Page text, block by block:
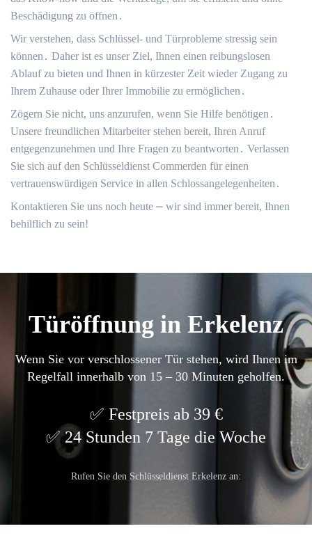
Beschädigung zu öffnen․
Wir verstehen, dass Schlüssel- und Türprobleme stressig sein
können․ Daher ist es unser Ziel, Ihnen einen reibungslosen
Ablauf zu bieten und Ihnen in kürzester Zeit wieder Zugang zu
Ihrem Zuhause oder Ihrer Immobilie zu ermöglichen․
Zögern Sie nicht, uns anzurufen, wenn Sie Hilfe benötigen․
Unsere freundlichen Mitarbeiter stehen bereit, Ihren Anruf
entgegenzunehmen und Ihre Fragen zu beantworten․ Verlassen
Sie sich auf den Schlüsseldienst Commerden für einen
vertrauenswürdigen Service in allen Schlossangelegenheiten․
Kontaktieren Sie uns noch heute ⎼ wir sind immer bereit, Ihnen
behilflich zu sein!​
Türöffnung in Erkelenz
Wenn Sie vor verschlossener Tür stehen, wird Ihnen im
Regelfall innerhalb von 15 – 30 Minuten geholfen.
Festpreis ab 39 €
24 Stunden 7 Tage die Woche
Rufen Sie den Schlüsseldienst Erkelenz an: